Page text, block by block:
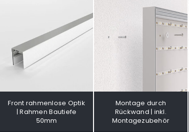
Front rahmenlose Optik
| Rahmen Bautiefe
50mm
Montage durch
Rückwand | inkl.
Montagezubehör